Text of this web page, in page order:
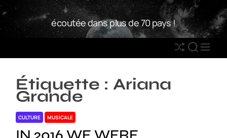
S
k
i
W
2
R
écoutée dans plus de 70 pays !
S
h
S
E
M
E
Étiquette : Ariana
Grande
CULTURE MUSICALE